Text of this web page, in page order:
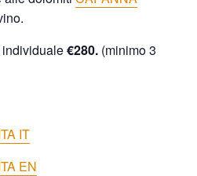
€280. (minimo 3
IT
EN